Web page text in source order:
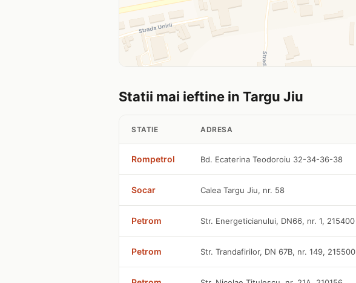
Statii mai ieftine in Targu Jiu
STATIE ADRESA
Rompetrol Bd. Ecaterina Teodoroiu 32-34-36-38
Socar Calea Targu Jiu, nr. 58
Petrom Str. Energeticianului, DN66, nr. 1, 215400
Petrom Str. Trandafirilor, DN 67B, nr. 149, 215500